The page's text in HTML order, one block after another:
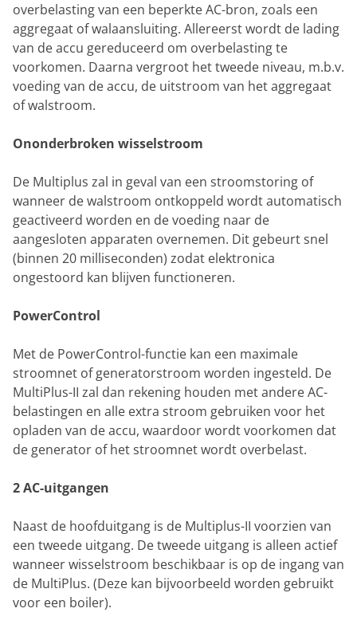
overbelasting van een beperkte AC-bron, zoals een
aggregaat of walaansluiting. Allereerst wordt de lading
van de accu gereduceerd om overbelasting te
voorkomen. Daarna vergroot het tweede niveau, m.b.v.
voeding van de accu, de uitstroom van het aggregaat
of walstroom.
Ononderbroken wisselstroom
De Multiplus zal in geval van een stroomstoring of
wanneer de walstroom ontkoppeld wordt automatisch
geactiveerd worden en de voeding naar de
aangesloten apparaten overnemen. Dit gebeurt snel
(binnen 20 milliseconden) zodat elektronica
ongestoord kan blijven functioneren.
PowerControl
Met de PowerControl-functie kan een maximale
stroomnet of generatorstroom worden ingesteld. De
MultiPlus-II zal dan rekening houden met andere AC-
belastingen en alle extra stroom gebruiken voor het
opladen van de accu, waardoor wordt voorkomen dat
de generator of het stroomnet wordt overbelast.
2 AC-uitgangen
Naast de hoofduitgang is de Multiplus-II voorzien van
een tweede uitgang. De tweede uitgang is alleen actief
wanneer wisselstroom beschikbaar is op de ingang van
de MultiPlus. (Deze kan bijvoorbeeld worden gebruikt
voor een boiler).